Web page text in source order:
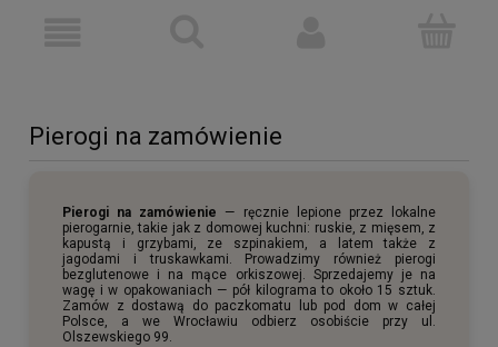
Pierogi na zamówienie
Pierogi na zamówienie — ręcznie lepione przez lokalne
pierogarnie, takie jak z domowej kuchni: ruskie, z mięsem, z
kapustą i grzybami, ze szpinakiem, a latem także z
jagodami i truskawkami. Prowadzimy również pierogi
bezglutenowe i na mące orkiszowej. Sprzedajemy je na
wagę i w opakowaniach — pół kilograma to około 15 sztuk.
Zamów z dostawą do paczkomatu lub pod dom w całej
Polsce, a we Wrocławiu odbierz osobiście przy ul.
Olszewskiego 99.